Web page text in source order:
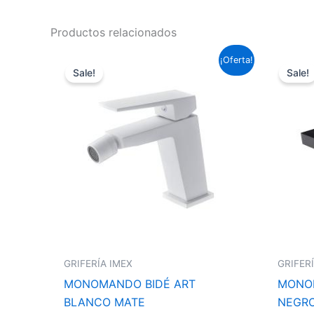
Productos relacionados
¡Oferta!
Sale!
GRIFERÍA IMEX
MONOMANDO BIDÉ ART
BLANCO MATE
95,59 €.
es:
70,76 €.
Sale!